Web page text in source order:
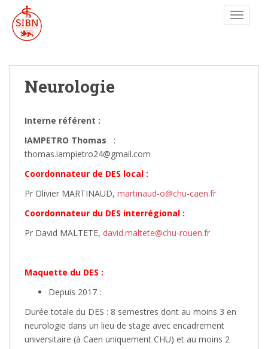
Neurologie
Interne référent :
IAMPETRO Thomas :
thomas.iampietro24@gmail.com
Coordonnateur de DES local :
Pr Olivier MARTINAUD, martinaud-o@chu-caen.fr
Coordonnateur du DES interrégional :
Pr David MALTETE, david.maltete@chu-rouen.fr
Maquette du DES :
Depuis 2017 :
Durée totale du DES : 8 semestres dont au moins 3 en
neurologie dans un lieu de stage avec encadrement
universitaire (à Caen uniquement CHU) et au moins 2